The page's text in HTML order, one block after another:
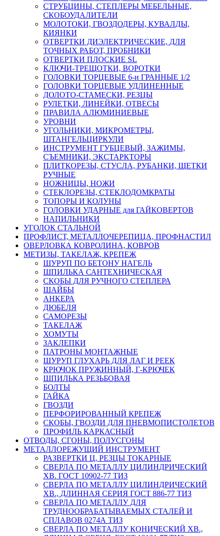
СТРУБЦИНЫ, СТЕПЛЕРЫ МЕБЕЛЬНЫЕ,
СКОБОУДАЛИТЕЛИ
МОЛОТОКИ, ГВОЗДОДЕРЫ, КУВАЛДЫ,
КИЯНКИ
ОТВЕРТКИ ДИЭЛЕКТРИЧЕСКИЕ, ДЛЯ
ТОЧНЫХ РАБОТ, ПРОБНИКИ
ОТВЕРТКИ ПЛОСКИЕ SL
КЛЮЧИ-ТРЕЩОТКИ, ВОРОТКИ
ГОЛОВКИ ТОРЦЕВЫЕ 6-и ГРАННЫЕ 1/2
ГОЛОВКИ ТОРЦЕВЫЕ УДЛИНЕННЫЕ
ДОЛОТО-СТАМЕСКИ, РЕЗЦЫ
РУЛЕТКИ, ЛИНЕЙКИ, ОТВЕСЫ
ПРАВИЛА АЛЮМИНИЕВЫЕ
УРОВНИ
УГОЛЬНИКИ, МИКРОМЕТРЫ,
ШТАНГЕЛЬЦИРКУЛИ
ИНСТРУМЕНТ ГУБЦЕВЫЙ, ЗАЖИМЫ,
СЪЕМНИКИ, ЭКСТАРКТОРЫ
ПЛИТКОРЕЗЫ, СТУСЛА, РУБАНКИ, ЩЕТКИ
РУЧНЫЕ
НОЖНИЦЫ, НОЖИ
СТЕКЛОРЕЗЫ, СТЕКЛОДОМКРАТЫ
ТОПОРЫ И КОЛУНЫ
ГОЛОВКИ УДАРНЫЕ для ГАЙКОВЕРТОВ
НАПИЛЬНИКИ
УГОЛОК СТАЛЬНОЙ
ПРОФЛИСТ, МЕТАЛЛОЧЕРЕПИЦА, ПРОФНАСТИЛ
ОВЕРЛОВКА КОВРОЛИНА, КОВРОВ
МЕТИЗЫ, ТАКЕЛАЖ, КРЕПЕЖ
ШУРУП ПО БЕТОНУ НАГЕЛЬ
ШПИЛЬКА САНТЕХНИЧЕСКАЯ
СКОБЫ ДЛЯ РУЧНОГО СТЕПЛЕРА
ШАЙБЫ
АНКЕРА
ДЮБЕЛЯ
САМОРЕЗЫ
ТАКЕЛАЖ
ХОМУТЫ
ЗАКЛЕПКИ
ПАТРОНЫ МОНТАЖНЫЕ
ШУРУП ГЛУХАРЬ ДЛЯ ЛАГ И РЕЕК
КРЮЧОК ПРУЖИННЫЙ, Г-КРЮЧЕК
ШПИЛЬКА РЕЗЬБОВАЯ
БОЛТЫ
ГАЙКА
ГВОЗДИ
ПЕРФОРИРОВАННЫЙ КРЕПЕЖ
СКОБЫ, ГВОЗДИ ДЛЯ ПНЕВМОПИСТОЛЕТОВ
ПРОФИЛЬ КАРКАСНЫЙ
ОТВОДЫ, СГОНЫ, ПОЛУСГОНЫ
МЕТАЛЛОРЕЖУЩИЙ ИНСТРУМЕНТ
РАЗВЕРТКИ Ц, РЕЗЦЫ ТОКАРНЫЕ
СВЕРЛА ПО МЕТАЛЛУ ЦИЛИНДРИЧЕСКИЙ
ХВ. ГОСТ 10902-77 ТИЗ
СВЕРЛА ПО МЕТАЛЛУ ЦИЛИНДРИЧЕСКИЙ
ХВ., ДЛИННАЯ СЕРИЯ ГОСТ 886-77 ТИЗ
СВЕРЛА ПО МЕТАЛЛУ ДЛЯ
ТРУДНООБРАБАТЫВАЕМЫХ СТАЛЕЙ И
СПЛАВОВ 0274А ТИЗ
СВЕРЛА ПО МЕТАЛЛУ КОНИЧЕСКИЙ ХВ.,